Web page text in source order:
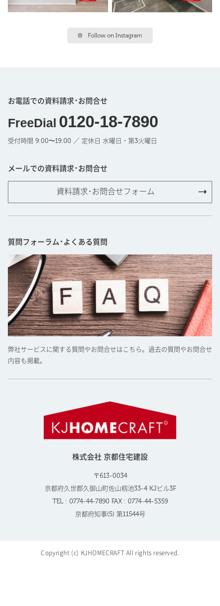
Follow on Instagram
お電話での資料請求･お問合せ
FreeDial 0120-18-7890
受付時間 9:00〜19:00 ／ 定休日 水曜日・第3火曜日
メールでの資料請求･お問合せ
資料請求･お問合せフォーム
質問フォーラム･よくある質問
弊社サービスに関する質問やお問合せはこちら。過去の質問やお問合せ
内容も掲載。
株式会社 京都住宅建設
〒613-0034
京都府久世郡久御山町佐山籾池33-4 KJビル3F
TEL : 0774-44-7890 FAX : 0774-44-5359
京都府知事(5) 第11544号
Copyright (c) KJHOMECRAFT All rights reserved.